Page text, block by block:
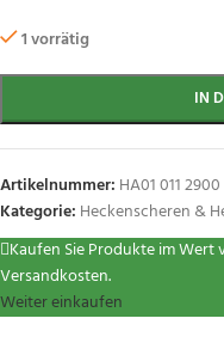
1 vorrätig
IN
Artikelnummer: HA01 011 2900
Kategorie: Heckenscheren &
Kaufen Sie Produkte im Wert
Versandkosten.
Weiter einkaufen